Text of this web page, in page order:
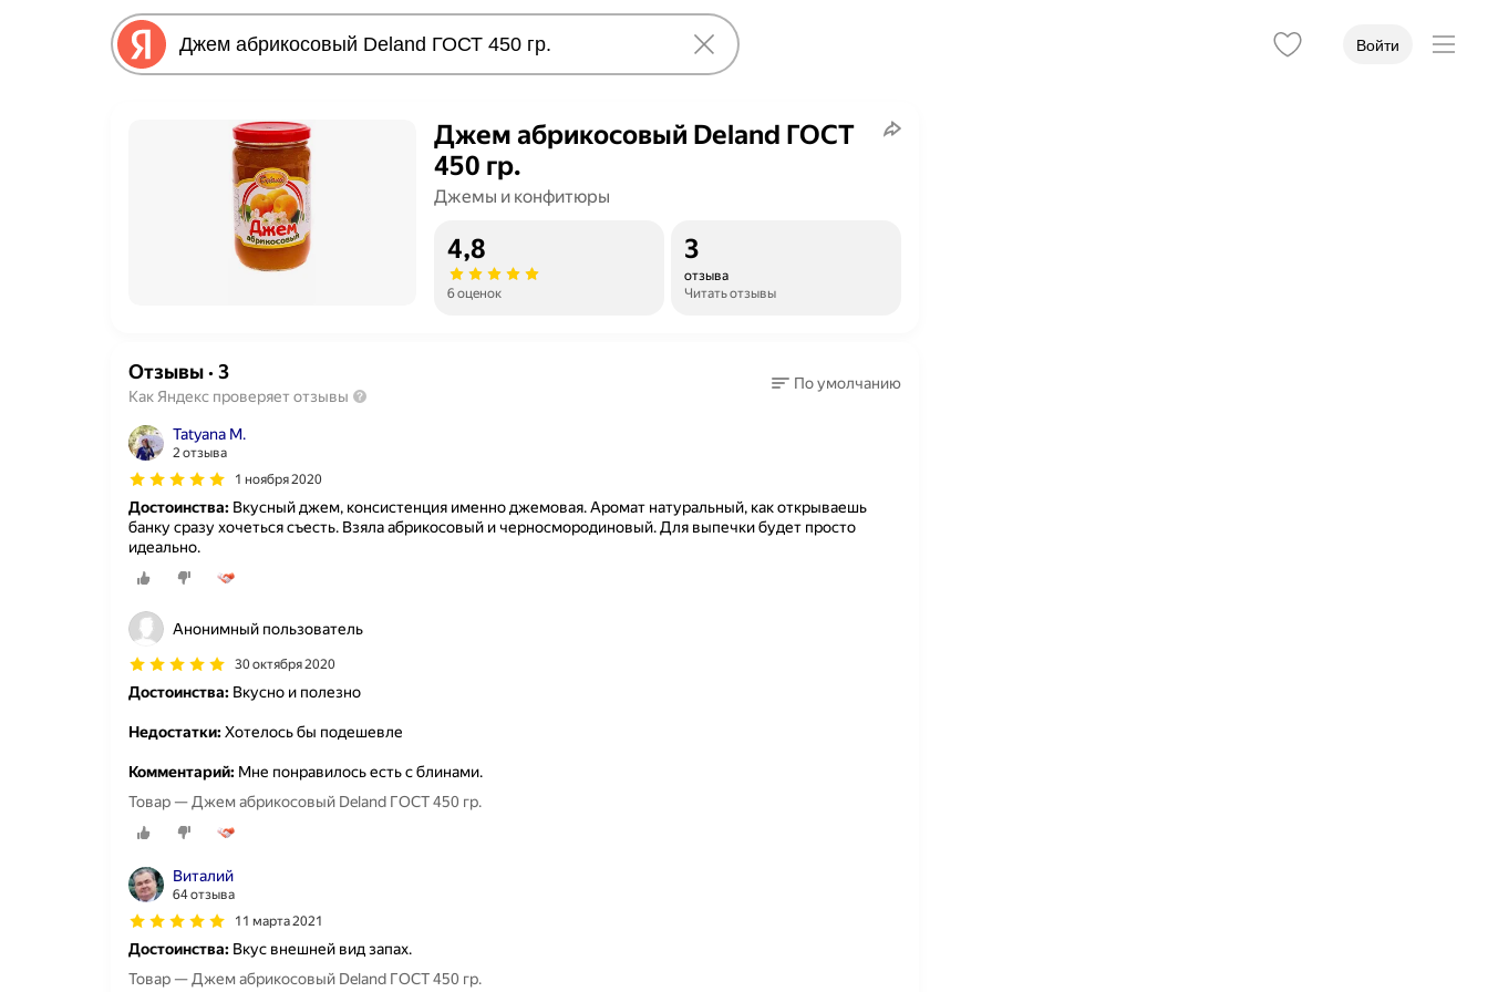
Войти
Джем абрикосовый Deland ГОСТ
450 гр.
Джемы и конфитюры
4,8
6 оценок
3
отзыва
Читать отзывы
Отзывы· 3
Как Яндекс проверяет отзывы
По умолчанию
Tatyana M.
2 отзыва
1 ноября 2020
Достоинства: Вкусный джем, консистенция именно джемовая. Аромат натуральный, как открываешь
банку сразу хочеться съесть. Взяла абрикосовый и черносмородиновый. Для выпечки будет просто
идеально.
Анонимный пользователь
30 октября 2020
Достоинства: Вкусно и полезно
Недостатки:Хотелось бы подешевле
Комментарий: Мне понравилось есть с блинами.
Товар — Джем абрикосовый Deland ГОСТ 450 гр.
Виталий
64 отзыва
11 марта 2021
Достоинства: Вкус внешней вид запах.
Товар — Джем абрикосовый Deland ГОСТ 450 гр.